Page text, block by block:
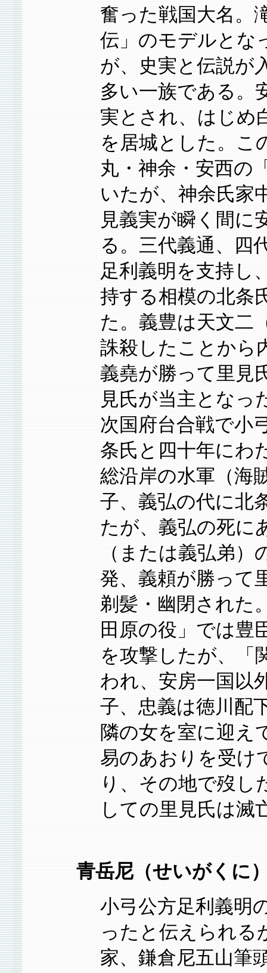
奮った戦国大名。
伝」のモデルとな
が、史実と伝説が
多い一族である。
実とされ、はじめ
を居城とした。こ
丸・神余・安西の
いたが、神余氏家
見義実が瞬く間に
る。三代義通、四
足利義明を支持し
持する相模の北条
た。義豊は天文二
誅殺したことから
義堯が勝って里見
見氏が当主となっ
次国府台合戦で小
条氏と四十年にわ
総沿岸の水軍（海
子、義弘の代に北
たが、義弘の死に
（または義弘弟
発、義頼が勝って
剃髪・幽閉された
田原の役」では豊
を攻撃したが、「
われ、安房一国以
子、忠義は徳川配
隣の女を室に迎え
易のあおりを受け
り、その地で歿し
しての里見氏は滅
青岳尼（せいがくに
小弓公方足利義明
ったと伝えられる
家、鎌倉尼五山筆